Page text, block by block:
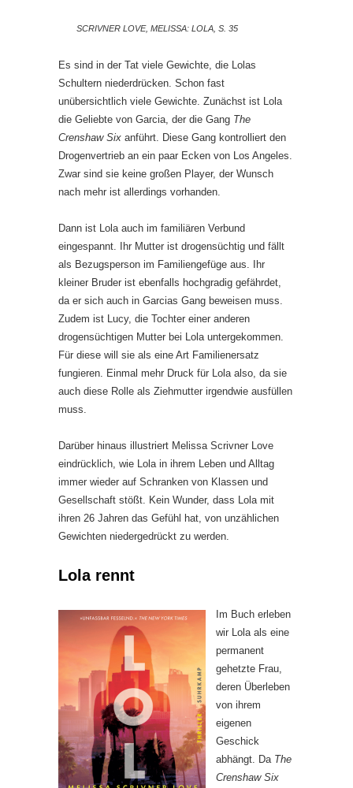
SCRIVNER LOVE, MELISSA: LOLA, S. 35
Es sind in der Tat viele Gewichte, die Lolas
Schultern niederdrücken. Schon fast
unübersichtlich viele Gewichte. Zunächst ist Lola
die Geliebte von Garcia, der die Gang The
Crenshaw Six anführt. Diese Gang kontrolliert den
Drogenvertrieb an ein paar Ecken von Los Angeles.
Zwar sind sie keine großen Player, der Wunsch
nach mehr ist allerdings vorhanden.
Dann ist Lola auch im familiären Verbund
eingespannt. Ihr Mutter ist drogensüchtig und fällt
als Bezugsperson im Familiengefüge aus. Ihr
kleiner Bruder ist ebenfalls hochgradig gefährdet,
da er sich auch in Garcias Gang beweisen muss.
Zudem ist Lucy, die Tochter einer anderen
drogensüchtigen Mutter bei Lola untergekommen.
Für diese will sie als eine Art Familienersatz
fungieren. Einmal mehr Druck für Lola also, da sie
auch diese Rolle als Ziehmutter irgendwie ausfüllen
muss.
Darüber hinaus illustriert Melissa Scrivner Love
eindrücklich, wie Lola in ihrem Leben und Alltag
immer wieder auf Schranken von Klassen und
Gesellschaft stößt. Kein Wunder, dass Lola mit
ihren 26 Jahren das Gefühl hat, von unzählichen
Gewichten niedergedrückt zu werden.
Lola rennt
Im Buch erleben
wir Lola als eine
permanent
gehetzte Frau,
deren Überleben
von ihrem
eigenen
Geschick
abhängt. Da The
Crenshaw Six